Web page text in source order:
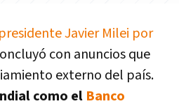
Javier Milei por
con anuncios que
externo del país.
como el Banco